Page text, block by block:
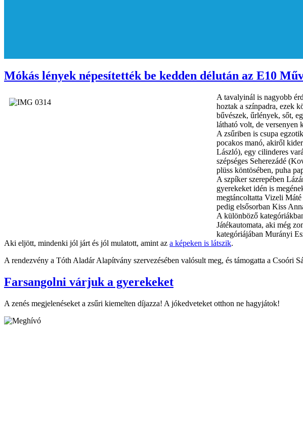
Mókás lények népesítették be kedden délután az E10
A tavalyinál is nagyobb
hoztak a színpadra, ezek
bűvészek, űrlények, sőt,
látható volt, de versenyen
A zsűriben is csupa
pocakos manó, akiről
László), egy cilinderes
szépséges Seherezádé
plüss köntösében, puha
A szpíker szerepében
gyerekeket idén is
megtáncoltatta Vizeli
pedig elsősorban Kiss
A különböző
Játékautomata, aki még
kategóriájában Murányi
Aki eljött, mindenki jól járt és jól mulatott, amint az a képeken is látszik.
A rendezvény a Tóth Aladár Alapítvány szervezésében valósult meg, és támogatta a Csoóri
Farsangolni várjuk a gyerekeket
A zenés megjelenéseket a zsűri kiemelten díjazza! A jókedveteket otthon ne hagyjátok!